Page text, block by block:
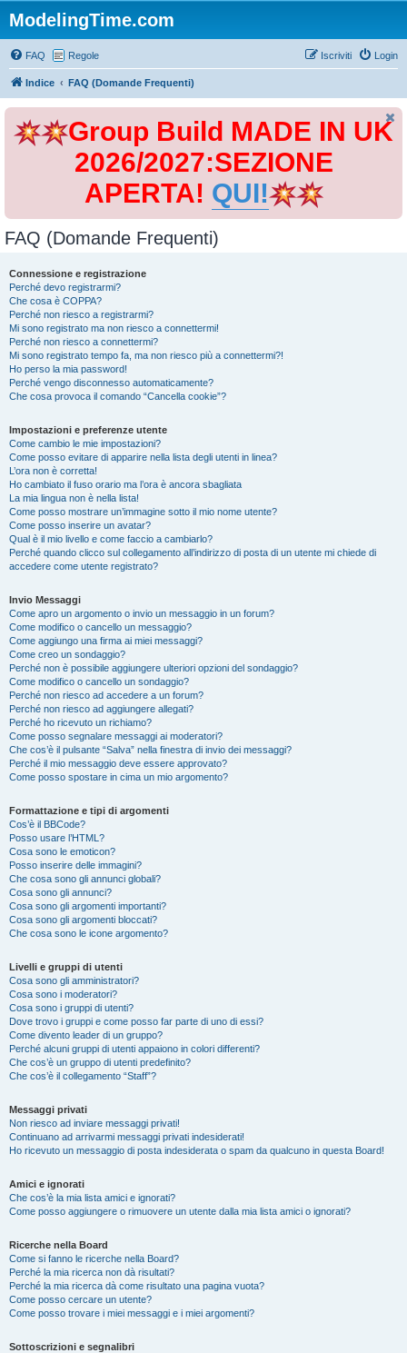
ModelingTime.com
FAQ Regole Login
Iscriviti
Indice FAQ (Domande Frequenti)
Group Build MADE IN UK
2026/2027:SEZIONE
APERTA! QUI!
FAQ (Domande Frequenti)
Connessione e registrazione
Perché devo registrarmi?
Che cosa è COPPA?
Perché non riesco a registrarmi?
Mi sono registrato ma non riesco a connettermi!
Perché non riesco a connettermi?
Mi sono registrato tempo fa, ma non riesco più a connettermi?!
Ho perso la mia password!
Perché vengo disconnesso automaticamente?
Che cosa provoca il comando “Cancella cookie”?
Impostazioni e preferenze utente
Come cambio le mie impostazioni?
Come posso evitare di apparire nella lista degli utenti in linea?
L’ora non è corretta!
Ho cambiato il fuso orario ma l’ora è ancora sbagliata
La mia lingua non è nella lista!
Come posso mostrare un’immagine sotto il mio nome utente?
Come posso inserire un avatar?
Qual è il mio livello e come faccio a cambiarlo?
Perché quando clicco sul collegamento all’indirizzo di posta di un utente mi chiede di
accedere come utente registrato?
Invio Messaggi
Come apro un argomento o invio un messaggio in un forum?
Come modifico o cancello un messaggio?
Come aggiungo una firma ai miei messaggi?
Come creo un sondaggio?
Perché non è possibile aggiungere ulteriori opzioni del sondaggio?
Come modifico o cancello un sondaggio?
Perché non riesco ad accedere a un forum?
Perché non riesco ad aggiungere allegati?
Perché ho ricevuto un richiamo?
Come posso segnalare messaggi ai moderatori?
Che cos’è il pulsante “Salva” nella finestra di invio dei messaggi?
Perché il mio messaggio deve essere approvato?
Come posso spostare in cima un mio argomento?
Formattazione e tipi di argomenti
Cos’è il BBCode?
Posso usare l’HTML?
Cosa sono le emoticon?
Posso inserire delle immagini?
Che cosa sono gli annunci globali?
Cosa sono gli annunci?
Cosa sono gli argomenti importanti?
Cosa sono gli argomenti bloccati?
Che cosa sono le icone argomento?
Livelli e gruppi di utenti
Cosa sono gli amministratori?
Cosa sono i moderatori?
Cosa sono i gruppi di utenti?
Dove trovo i gruppi e come posso far parte di uno di essi?
Come divento leader di un gruppo?
Perché alcuni gruppi di utenti appaiono in colori differenti?
Che cos’è un gruppo di utenti predefinito?
Che cos’è il collegamento “Staff”?
Messaggi privati
Non riesco ad inviare messaggi privati!
Continuano ad arrivarmi messaggi privati indesiderati!
Ho ricevuto un messaggio di posta indesiderata o spam da qualcuno in questa Board!
Amici e ignorati
Che cos’è la mia lista amici e ignorati?
Come posso aggiungere o rimuovere un utente dalla mia lista amici o ignorati?
Ricerche nella Board
Come si fanno le ricerche nella Board?
Perché la mia ricerca non dà risultati?
Perché la mia ricerca dà come risultato una pagina vuota?
Come posso cercare un utente?
Come posso trovare i miei messaggi e i miei argomenti?
Sottoscrizioni e segnalibri